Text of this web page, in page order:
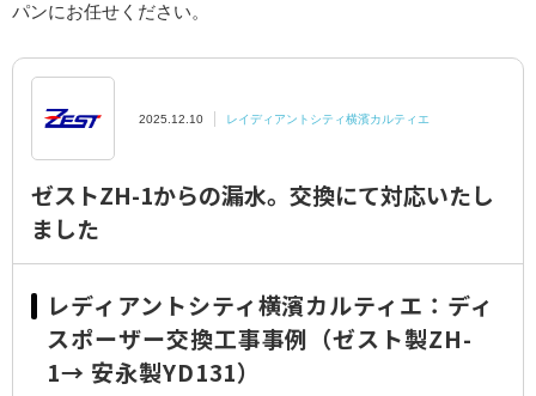
特定商取引に関する表示
ニュース
お住まいのマンションの事例をチェック
ご予約・お見積り・空き状況
パンにお任せください。
2025.12.10 レイディアントシティ横濱カルティエ
ゼストZH-1からの漏水。交換にて対応いたし
ました
レディアントシティ横濱カルティエ：ディ
スポーザー交換工事事例（ゼスト製ZH-
1→ 安永製YD131）